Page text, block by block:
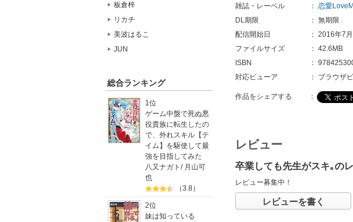
板倉梓
リカチ
美波はるこ
JUN
総合ランキング
1位
ゲーム中盤で死ぬ悪
役貴族に転生したの
で、外れスキル【テ
イム】を駆使して最
強を目指してみた
八又ナガト / 月山可
也
（3.8）
2位
妹は知っている
雑誌・レーベル
： 恋愛
DL期限
： 無期限
配信開始日
： 2016年7月
ファイルサイズ
： 42.6MB
ISBN
：
対応ビューア
： ブラウザ
作品をシェアする ：
レビュー
卒業しても先生がスキ｡の
レビュー募集中！
レビューを書く